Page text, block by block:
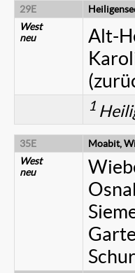
29E
West
neu
Alt-
1
35E
Moabit,
West
neu